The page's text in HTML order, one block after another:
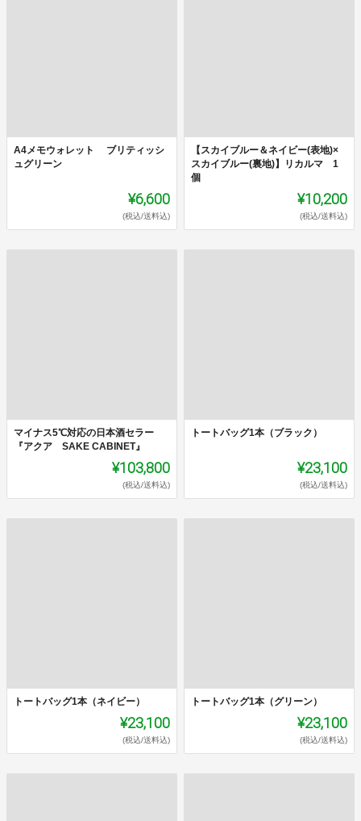
A4メモウォレット ブリティッシ
ュグリーン
¥6,600
(税込/送料込)
【スカイブルー＆ネイビー(表地)×
スカイブルー(裏地)】リカルマ 1
個
¥10,200
(税込/送料込)
マイナス5℃対応の日本酒セラー
『アクア SAKE CABINET』
¥103,800
(税込/送料込)
トートバッグ1本（ブラック）
¥23,100
(税込/送料込)
トートバッグ1本（ネイビー）
¥23,100
(税込/送料込)
トートバッグ1本（グリーン）
¥23,100
(税込/送料込)